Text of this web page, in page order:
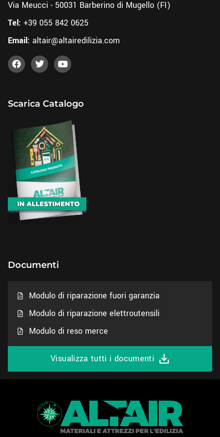
Via Meucci - 50031 Barberino di Mugello (FI)
Tel: +39 055 842 0625
Email: altair@altairedilizia.com
Scarica Catalogo
Documenti
Modulo di riparazione fuori garanzia
Modulo di riparazione elettroutensili
Modulo di reso merce
Visualizza tutti i documenti